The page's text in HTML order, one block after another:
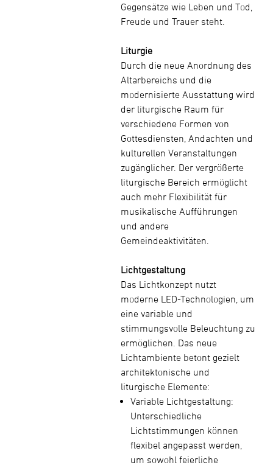
Gegensätze wie Leben und Tod,
Freude und Trauer steht.
Liturgie
Durch die neue Anordnung des
Altarbereichs und die
modernisierte Ausstattung wird
der liturgische Raum für
verschiedene Formen von
Gottesdiensten, Andachten und
kulturellen Veranstaltungen
zugänglicher. Der vergrößerte
liturgische Bereich ermöglicht
auch mehr Flexibilität für
musikalische Aufführungen
und andere
Gemeindeaktivitäten.
Lichtgestaltung
Das Lichtkonzept nutzt
moderne LED-Technologien, um
eine variable und
stimmungsvolle Beleuchtung zu
ermöglichen. Das neue
Lichtambiente betont gezielt
architektonische und
liturgische Elemente:
Variable Lichtgestaltung:
Unterschiedliche
Lichtstimmungen können
flexibel angepasst werden,
um sowohl feierliche